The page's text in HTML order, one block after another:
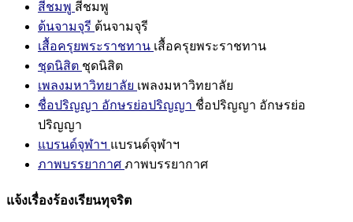
สีชมพู สีชมพู
ต้นจามจุรี ต้นจามจุรี
เสื้อครุยพระราชทาน เสื้อครุยพระราชทาน
ชุดนิสิต ชุดนิสิต
เพลงมหาวิทยาลัย เพลงมหาวิทยาลัย
ชื่อปริญญา อักษรย่อปริญญา ชื่อปริญญา อักษรย่อ
ปริญญา
แบรนด์จุฬาฯ แบรนด์จุฬาฯ
ภาพบรรยากาศ ภาพบรรยากาศ
แจ้งเรื่องร้องเรียนทุจริต